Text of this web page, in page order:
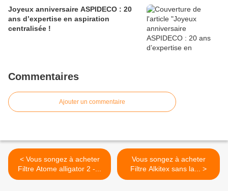
Joyeux anniversaire ASPIDECO : 20
ans d’expertise en aspiration
centralisée !
Commentaires
Ajouter un commentaire
< Vous songez à acheter
Filtre Atome alligator 2 -...
Vous songez à acheter
Filtre Alkitex sans la... >